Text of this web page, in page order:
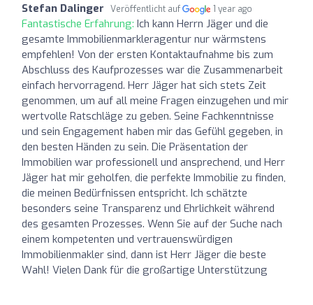
Stefan Dalinger Veröffentlicht auf 1 year ago
Fantastische Erfahrung: Ich kann Herrn Jäger und die
gesamte Immobilienmarkleragentur nur wärmstens
empfehlen! Von der ersten Kontaktaufnahme bis zum
Abschluss des Kaufprozesses war die Zusammenarbeit
einfach hervorragend. Herr Jäger hat sich stets Zeit
genommen, um auf all meine Fragen einzugehen und mir
wertvolle Ratschläge zu geben. Seine Fachkenntnisse
und sein Engagement haben mir das Gefühl gegeben, in
den besten Händen zu sein. Die Präsentation der
Immobilien war professionell und ansprechend, und Herr
Jäger hat mir geholfen, die perfekte Immobilie zu finden,
die meinen Bedürfnissen entspricht. Ich schätzte
besonders seine Transparenz und Ehrlichkeit während
des gesamten Prozesses. Wenn Sie auf der Suche nach
einem kompetenten und vertrauenswürdigen
Immobilienmakler sind, dann ist Herr Jäger die beste
Wahl! Vielen Dank für die großartige Unterstützung